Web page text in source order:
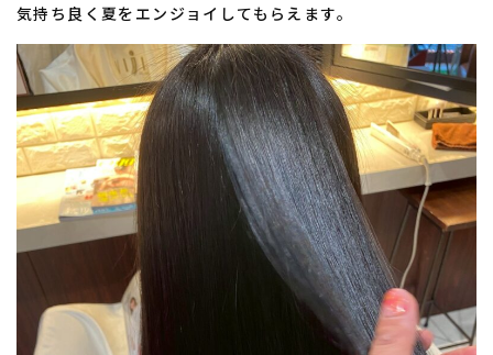
気持ち良く夏をエンジョイしてもらえます。